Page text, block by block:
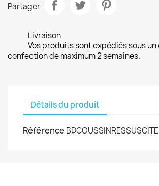
Partager
Livraison
Vos produits sont expédiés sous un
confection de maximum 2 semaines.
Détails du produit
Référence BDCOUSSINRESSUSCITE